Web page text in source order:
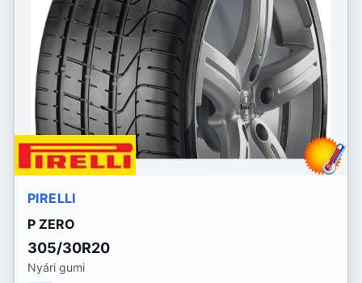
PIRELLI
P ZERO
305/30R20
Nyári gumi